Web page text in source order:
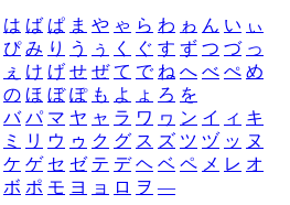
は ば ぱ ま や ゃ ら わ ゎ ん い ぃ
ぴ み り う ぅ く ぐ す ず つ づ っ
ぇ け げ せ ぜ て で ね へ べ ぺ め
の ほ ぼ ぽ も よ ょ ろ を
バ パ マ ヤ ャ ラ ワ ヮ ン イ ィ キ
ミ リ ウ ゥ ク グ ス ズ ツ ヅ ッ ヌ
ケ ゲ セ ゼ テ デ ヘ ベ ペ メ レ オ
ボ ポ モ ヨ ョ ロ ヲ ―